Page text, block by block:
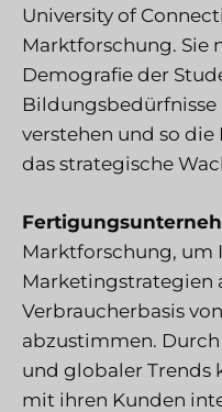
University of
Marktforschung. Sie
Demografie der
verstehen und so
das strategische
Marktforschung, um
Marketingstrategien
Verbraucherbasis
abzustimmen.
und globaler Trends
mit ihren Kunden